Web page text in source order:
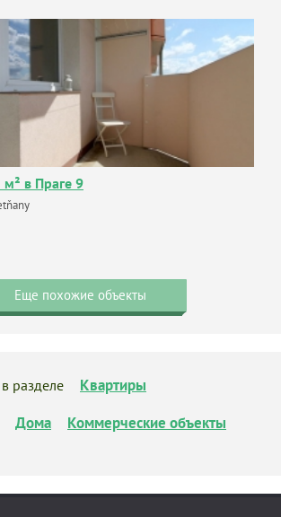
м² в Праге 9
Еще похожие объекты
разделе Квартиры
Дома
Коммерческие объекты